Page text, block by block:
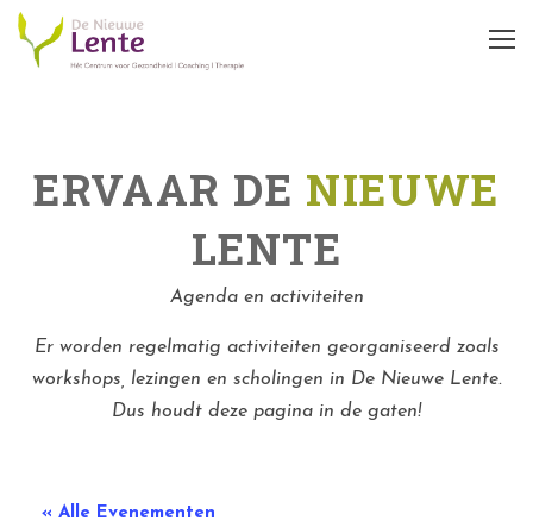
ERVAAR DE NIEUWE
LENTE
Agenda en activiteiten
Er worden regelmatig activiteiten georganiseerd zoals
workshops, lezingen en scholingen in De Nieuwe Lente.
Dus houdt deze pagina in de gaten!
« Alle Evenementen